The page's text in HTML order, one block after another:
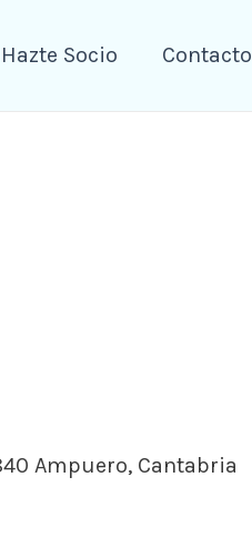
Hazte Socio Contacto
Ampuero, Cantabria